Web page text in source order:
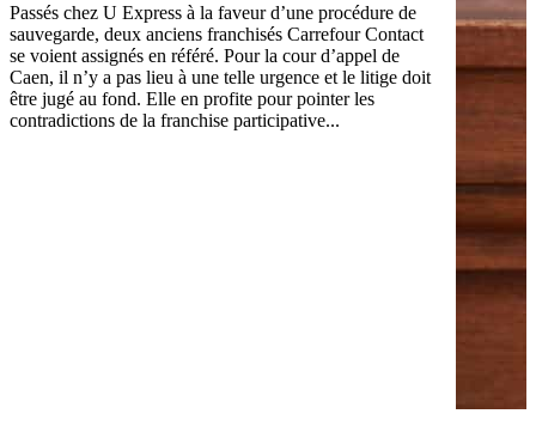
Passés chez U Express à la faveur d’une procédure de
sauvegarde, deux anciens franchisés Carrefour Contact
se voient assignés en référé. Pour la cour d’appel de
Caen, il n’y a pas lieu à une telle urgence et le litige doit
être jugé au fond. Elle en profite pour pointer les
contradictions de la franchise participative...